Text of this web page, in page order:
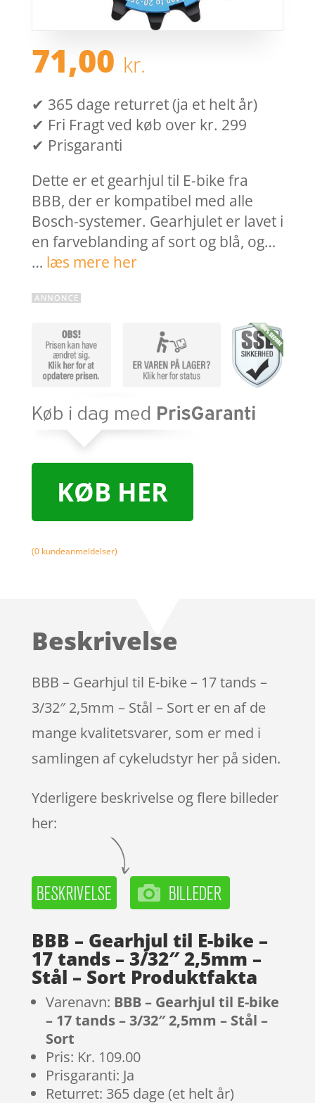
71,00 kr.
✔ 365 dage returret (ja et helt år)
✔ Fri Fragt ved køb over kr. 299
✔ Prisgaranti
Dette er et gearhjul til E-bike fra
BBB, der er kompatibel med alle
Bosch-systemer. Gearhjulet er lavet i
en farveblanding af sort og blå, og…
… læs mere her
KØB HER
(0kundeanmeldelser)
Beskrivelse
BBB – Gearhjul til E-bike – 17 tands –
3/32″ 2,5mm – Stål – Sort er en af de
mange kvalitetsvarer, som er med i
samlingen af cykeludstyr her på siden.
Yderligere beskrivelse og flere billeder
her:
BBB – Gearhjul til E-bike –
17 tands – 3/32″ 2,5mm –
Stål – Sort Produktfakta
Varenavn: BBB – Gearhjul til E-bike
– 17 tands – 3/32″ 2,5mm – Stål –
Sort
Pris: Kr. 109.00
Prisgaranti: Ja
Returret: 365 dage (et helt år)